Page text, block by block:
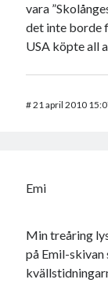
vara
det inte borde
USA köpte all
#21 april 2010
Emi
Min treåring
på Emil-skivan